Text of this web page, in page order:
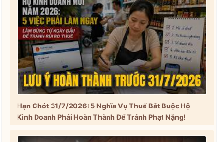
Hạn Chót 31/7/2026: 5 Nghĩa Vụ Thuế Bắt Buộc Hộ
Kinh Doanh Phải Hoàn Thành Để Tránh Phạt Nặng!